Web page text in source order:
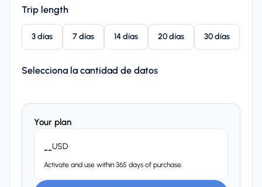
Trip length
3 días 7 días 14 días 20 días 30 días
Selecciona la cantidad de datos
Your plan
--USD
Activate and use within 365 days of purchase.